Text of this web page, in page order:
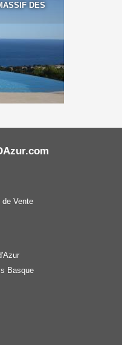
DES
Vente
Basque